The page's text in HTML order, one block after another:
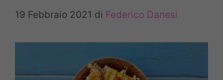
19 Febbraio 2021 di Federico Danesi